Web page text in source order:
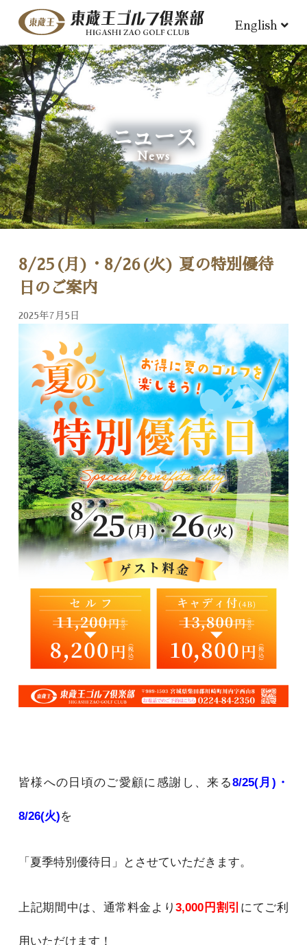
English
ニュース
News
8/25(月)・8/26(火) 夏の特別優待
日のご案内
2025年7月5日
皆様への日頃のご愛顧に感謝し、来る8/25(月)・
8/26(火)を
「夏季特別優待日」とさせていただきます。
上記期間中は、通常料金より3,000円割引 にてご利
用いただけます！